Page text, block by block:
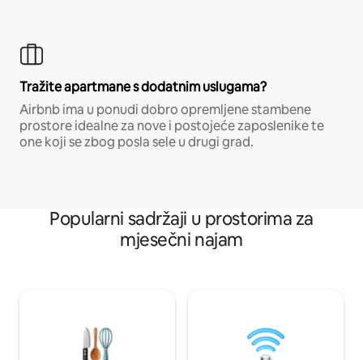
Tražite apartmane s dodatnim uslugama?
Airbnb ima u ponudi dobro opremljene stambene
prostore idealne za nove i postojeće zaposlenike te
one koji se zbog posla sele u drugi grad.
Popularni sadržaji u prostorima za
mjesečni najam